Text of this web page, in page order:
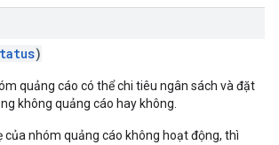
)
quảng cáo có thể chi tiêu ngân sách và đặt
không quảng cáo hay không.
của nhóm quảng cáo không hoạt động, thì